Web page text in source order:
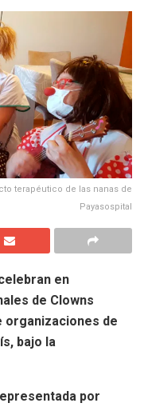
terapéutico de las nanas de
Payasospital
en
de Clowns
organizaciones de
bajo la
por